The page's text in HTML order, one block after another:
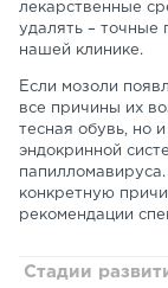
лекарственные
удалять – точные
нашей клинике.
Если мозоли
все причины их
тесная обувь, но
эндокринной
конкретную
рекомендации
Стадии